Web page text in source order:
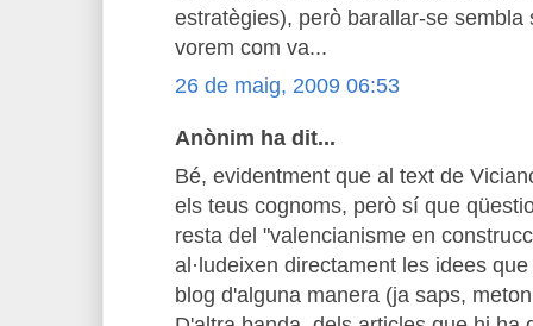
estratègies), però barallar-se sembla
vorem com va...
26 de maig, 2009 06:53
Anònim ha dit...
Bé, evidentment que al text de
els teus cognoms, però sí que
resta del "valencianisme en
al·ludeixen directament les idees
blog d'alguna manera (ja saps,